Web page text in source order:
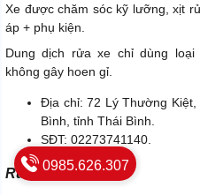
Xe được chăm sóc kỹ lưỡng, xịt
áp + phụ kiện.
Dung dịch rửa xe chỉ dùng loại
không gây hoen gỉ.
Địa chỉ: 72 Lý Thường
Bình, tỉnh Thái Bình.
SĐT: 02273741140.
Rửa Xe Mai Lâm
0985.626.307